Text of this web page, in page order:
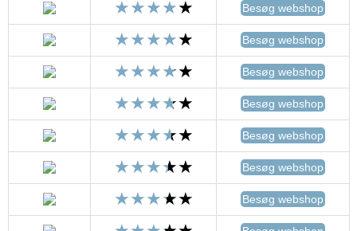
Besøg webshop
Besøg webshop
Besøg webshop
Besøg webshop
Besøg webshop
Besøg webshop
Besøg webshop